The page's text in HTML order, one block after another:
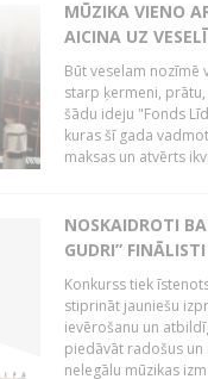
MŪZIKA VIENO
AICINA UZ
Būt veselam nozīmē
starp ķermeni,
šādu ideju "Fonds
kuras šī gada
maksas un atvērts
NOSKAIDROTI
GUDRI” FINĀLISTI
Konkurss tiek
stiprināt jauniešu
ievērošanu un
piedāvāt radošus
nelegālu mūzikas